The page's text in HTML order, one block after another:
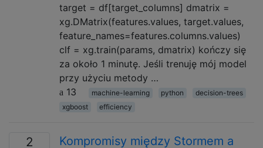
target = df[target_columns] dmatrix =
xg.DMatrix(features.values, target.values,
feature_names=features.columns.values)
clf = xg.train(params, dmatrix) kończy się
za około 1 minutę. Jeśli trenuję mój model
przy użyciu metody …
13
machine-learning python
decision-trees
xgboost
efficiency
2 Kompromisy między Stormem a